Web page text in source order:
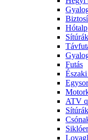
Hótalp
Sítúrák
Futás
ATV
Sítúrák